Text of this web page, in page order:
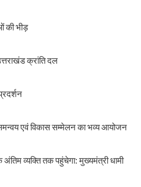
की भीड़
क्रांति दल
समन्वय एवं विकास सम्मेलन का भव्य आयोजन
व्यक्ति तक पहुंचेगा: मुख्यमंत्री धामी